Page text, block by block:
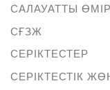
САЛАУАТТЫ
СҒЗЖ
СЕРІКТЕСТЕР
СЕРІКТЕСТІК